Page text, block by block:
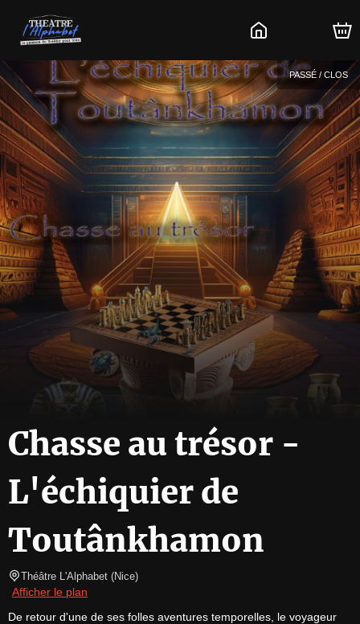
PASSÉ / CLOS
Chasse au trésor -
L'échiquier de
Toutânkhamon
Théâtre L'Alphabet (Nice)
Afficher le plan
De retour d'une de ses folles aventures temporelles, le voyageur